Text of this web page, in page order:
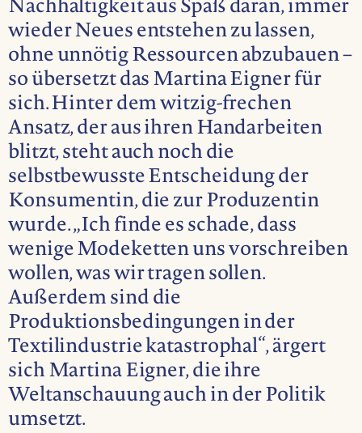
Nachhaltigkeit aus Spaß daran, immer
wieder Neues entstehen zu lassen,
ohne unnötig Ressourcen abzubauen –
so übersetzt das Martina Eigner für
sich. Hinter dem witzig-frechen
Ansatz, der aus ihren Handarbeiten
blitzt, steht auch noch die
selbstbewusste Entscheidung der
Konsumentin, die zur Produzentin
wurde. „Ich finde es schade, dass
wenige Modeketten uns vorschreiben
wollen, was wir tragen sollen.
Außerdem sind die
Produktionsbedingungen in der
Textilindustrie katastrophal“, ärgert
sich Martina Eigner, die ihre
Weltanschauung auch in der Politik
umsetzt.